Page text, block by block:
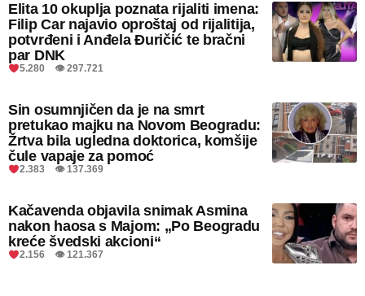
Elita 10 okuplja poznata rijaliti imena:
Filip Car najavio oproštaj od rijalitija,
potvrđeni i Anđela Đuričić te bračni
par DNK
5.280 👁 297.721
Sin osumnjičen da je na smrt
pretukao majku na Novom Beogradu:
Žrtva bila ugledna doktorica, komšije
čule vapaje za pomoć
2.383 👁 137.369
Kačavenda objavila snimak Asmina
nakon haosa s Majom: „Po Beogradu
kreće švedski akcioni“
2.156 👁 121.367